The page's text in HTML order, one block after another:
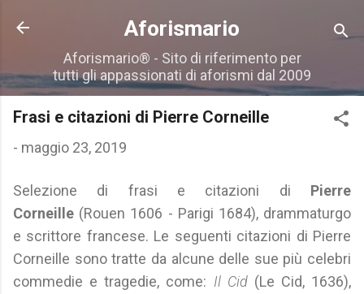
Passa ai contenuti principali
Aforismario
Aforismario® - Sito di riferimento per
tutti gli appassionati di aforismi dal 2009
Frasi e citazioni di Pierre Corneille
- maggio 23, 2019
Selezione di frasi e citazioni di Pierre
Corneille (Rouen 1606 - Parigi 1684), drammaturgo
e scrittore francese. Le seguenti citazioni di Pierre
Corneille sono tratte da alcune delle sue più celebri
commedie e tragedie, come: Il Cid(Le Cid, 1636),